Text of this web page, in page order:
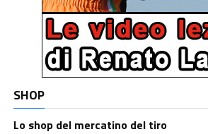
SHOP
Lo shop del mercatino del tiro